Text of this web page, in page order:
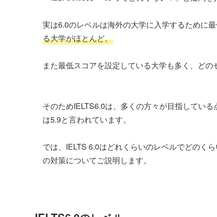
実は6.0のレベルは海外の大学に入学するために
る大学がほとんど。
また最低スコアを設定している大学も多く、ど
そのためIELTS6.0は、多くの方々が目指してい
は5.9と言われています。
では、IELTS 6.0はどれくらいのレベルでどのく
の対策についてご説明します。